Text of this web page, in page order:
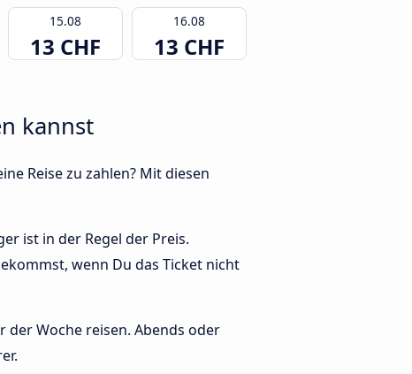
15.08
13 CHF
16.08
13 CHF
kannst
Reise zu zahlen? Mit diesen
ist in der Regel der Preis.
wenn Du das Ticket nicht
der Woche reisen. Abends oder